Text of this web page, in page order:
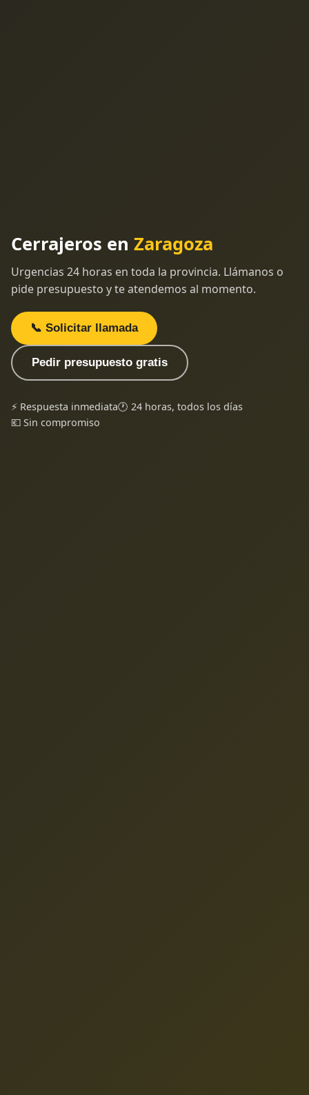
Cerrajeros en Zaragoza
Urgencias 24 horas en toda la provincia. Llámanos o
pide presupuesto y te atendemos al momento.
📞 Solicitar llamada
Pedir presupuesto gratis
⚡ Respuesta inmediata🕐 24 horas, todos los días
💶 Sin compromiso